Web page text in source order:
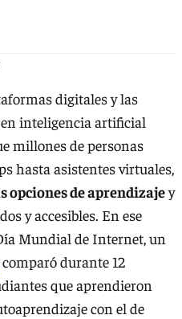
digitales y las
inteligencia artificial
millones de personas
hasta asistentes virtuales,
de aprendizajey
y accesibles. En ese
Mundial de Internet, un
comparó durante 12
que aprendieron
con el de